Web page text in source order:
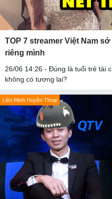
TOP 7 streamer Việt Nam
riêng mình
26/06 14:26 - Đúng là tuổi trẻ tài
không có tương lai?
Liên Minh Huyền Thoại